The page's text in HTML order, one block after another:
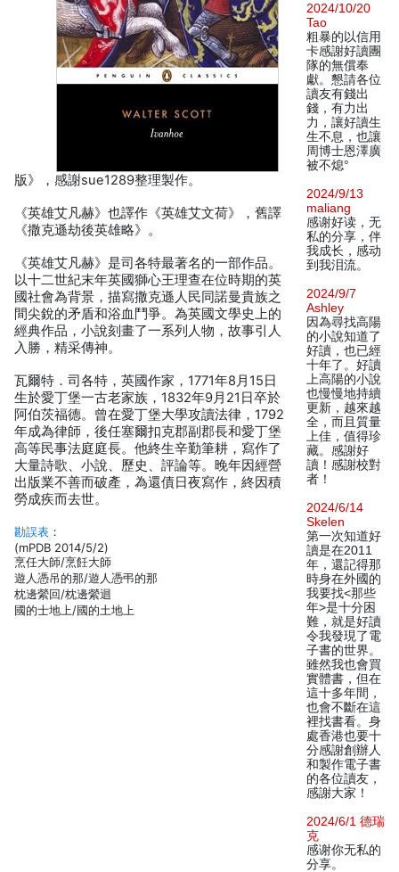
版》，感謝sue1289整理製作。
《英雄艾凡赫》也譯作《英雄艾文荷》，舊譯
《撒克遜劫後英雄略》。
《英雄艾凡赫》是司各特最著名的一部作品。
以十二世紀末年英國獅心王理查在位時期的英
國社會為背景，描寫撒克遜人民同諾曼貴族之
間尖銳的矛盾和浴血鬥爭。為英國文學史上的
經典作品，小說刻畫了一系列人物，故事引人
入勝，精采傳神。
瓦爾特．司各特，英國作家，1771年8月15日
生於愛丁堡一古老家族，1832年9月21日卒於
阿伯茨福德。曾在愛丁堡大學攻讀法律，1792
年成為律師，後任塞爾扣克郡副郡長和愛丁堡
高等民事法庭庭長。他終生辛勤筆耕，寫作了
大量詩歌、小說、歷史、評論等。晚年因經營
出版業不善而破產，為還債日夜寫作，終因積
勞成疾而去世。
勘誤表 ：
(mPDB 2014/5/2)
烹任大師/烹飪大師
遊人憑吊的那/遊人憑弔的那
枕邊縈回/枕邊縈迴
國的士地上/國的土地上
2024/10/20
Tao
粗暴的以信用
卡感謝好讀團
隊的無償奉
獻。懇請各位
讀友有錢出
錢，有力出
力，讓好讀生
生不息，也讓
周博士恩澤廣
被不熄°
2024/9/13
maliang
感谢好读，无
私的分享，伴
我成长，感动
到我泪流。
2024/9/7
Ashley
因為尋找高陽
的小說知道了
好讀，也已經
十年了。好讀
上高陽的小說
也慢慢地持續
更新，越來越
全，而且質量
上佳，值得珍
藏。感謝好
讀！感謝校對
者！
2024/6/14
Skelen
第一次知道好
讀是在2011
年，還記得那
時身在外國的
我要找<那些
年>是十分困
難，就是好讀
令我發現了電
子書的世界。
雖然我也會買
實體書，但在
這十多年間，
也會不斷在這
裡找書看。身
處香港也要十
分感謝創辦人
和製作電子書
的各位讀友，
感謝大家！
2024/6/1 德瑞
克
感谢你无私的
分享。